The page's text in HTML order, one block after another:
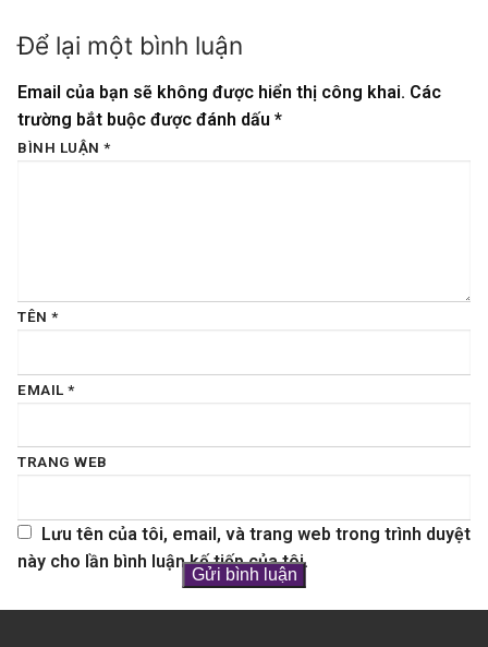
Để lại một bình luận
Email của bạn sẽ không được hiển thị công khai. Các
trường bắt buộc được đánh dấu *
BÌNH LUẬN *
TÊN *
EMAIL *
TRANG WEB
Lưu tên của tôi, email, và trang web trong trình duyệt
này cho lần bình luận kế tiếp của tôi.